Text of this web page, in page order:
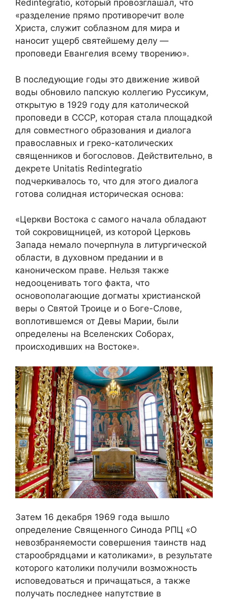
Redintegratio, который провозглашал, что
«разделение прямо противоречит воле
Христа, служит соблазном для мира и
наносит ущерб святейшему делу —
проповеди Евангелия всему творению».
В последующие годы это движение живой
воды обновило папскую коллегию Руссикум,
открытую в 1929 году для католической
проповеди в СССР, которая стала площадкой
для совместного образования и диалога
православных и греко-католических
священников и богословов. Действительно, в
декрете Unitatis Redintegratio
подчеркивалось то, что для этого диалога
готова солидная историческая основа:
«Церкви Востока с самого начала обладают
той сокровищницей, из которой Церковь
Запада немало почерпнула в литургической
области, в духовном предании и в
каноническом праве. Нельзя также
недооценивать того факта, что
основополагающие догматы христианской
веры о Святой Троице и о Боге-Слове,
воплотившемся от Девы Марии, были
определены на Вселенских Соборах,
происходивших на Востоке».
Затем 16 декабря 1969 года вышло
определение Священного Синода РПЦ «О
невозбраняемости совершения таинств над
старообрядцами и католиками», в результате
которого католики получили возможность
исповедоваться и причащаться, а также
получать последнее напутствие в